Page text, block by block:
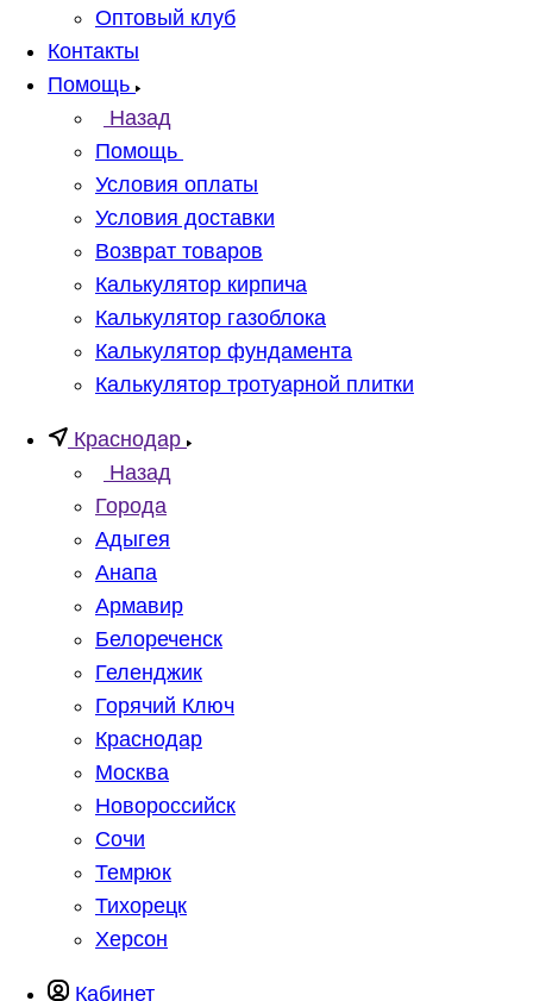
Оптовый клуб
Контакты
Помощь
Назад
Помощь
Условия оплаты
Условия доставки
Возврат товаров
Калькулятор кирпича
Калькулятор газоблока
Калькулятор фундамента
Калькулятор тротуарной плитки
Краснодар
Назад
Города
Адыгея
Анапа
Армавир
Белореченск
Геленджик
Горячий Ключ
Краснодар
Москва
Новороссийск
Сочи
Темрюк
Тихорецк
Херсон
Кабинет